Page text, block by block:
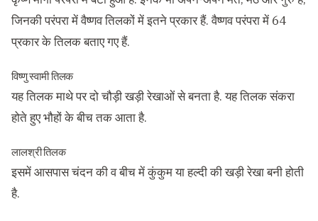
जिनकी परंपरा में वैष्णव तिलकों में इतने प्रकार हैं. वैष्णव परंपरा में 64
प्रकार के तिलक बताए गए हैं.
विष्णु स्वामी तिलक
यह तिलक माथे पर दो चौड़ी खड़ी रेखाओं से बनता है. यह तिलक संकरा
होते हुए भौहों के बीच तक आता है.
लालश्री तिलक
इसमें आसपास चंदन की व बीच में कुंकुम या हल्दी की खड़ी रेखा बनी होती
है.